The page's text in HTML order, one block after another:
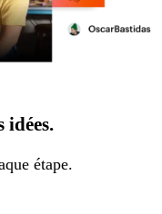
idées.
étape.